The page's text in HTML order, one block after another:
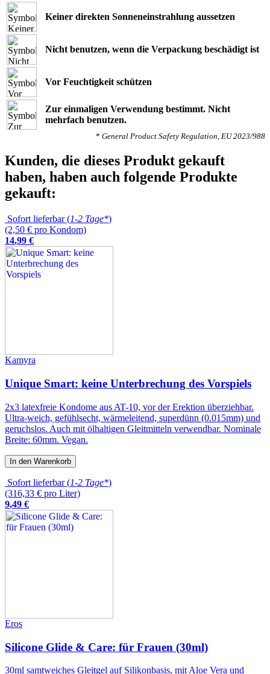
Keiner direkten Sonneneinstrahlung aussetzen
Nicht benutzen, wenn die Verpackung beschädigt ist
Vor Feuchtigkeit schützen
Zur einmaligen Verwendung bestimmt. Nicht
mehrfach benutzen.
* General Product Safety Regulation, EU 2023/988
Kunden, die dieses Produkt gekauft
haben, haben auch folgende Produkte
gekauft:
Sofort lieferbar (1-2 Tage*)
(2,50 € pro Kondom)
14,99 €
Kamyra
Unique Smart: keine Unterbrechung des Vorspiels
2x3 latexfreie Kondome aus AT-10, vor der Erektion überziehbar.
Ultra-weich, gefühlsecht, wärmeleitend, superdünn (0.015mm) und
geruchslos. Auch mit ölhaltigen Gleitmitteln verwendbar. Nominale
Breite: 60mm. Vegan.
In den Warenkorb
Sofort lieferbar (1-2 Tage*)
(316,33 € pro Liter)
9,49 €
Eros
Silicone Glide & Care: für Frauen (30ml)
30ml samtweiches Gleitgel auf Silikonbasis, mit Aloe Vera und